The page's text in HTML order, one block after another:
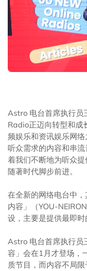
Astro 电台首席执行员
Radio正迈向转型和成
频娱乐和资讯娱乐网
听众需求的内容和串
着我们不断地为听众
随著时代脚步前进。
在全新的网络电台中
内容」（YOU-
设，主要是提供最即时
Astro 电台首席执行员
容」会在1月才登场，
质节目，而内容不局